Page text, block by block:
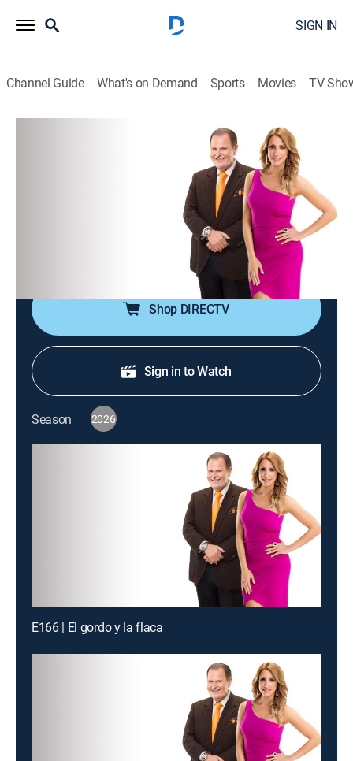
SIGN IN
Channel Guide What's on Demand Sports Movies TV
S2026 E93 | El gordo y la flaca
Chismes de celebridades y las últimas noticias de la
industria del entretenimiento, en un programa que
combina entrevistas con actores, músicos y
Shop DIRECTV
Sign in to Watch
Season 2026
E166 | El gordo y la flaca